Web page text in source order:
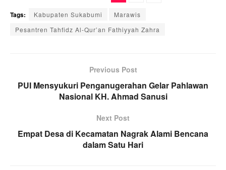
Tags: Kabupaten Sukabumi
Marawis
Pesantren Tahfidz Al-Qur’an Fathiyyah Zahra
Previous Post
PUI Mensyukuri Penganugerahan Gelar Pahlawan
Nasional KH. Ahmad Sanusi
Next Post
Empat Desa di Kecamatan Nagrak Alami Bencana
dalam Satu Hari